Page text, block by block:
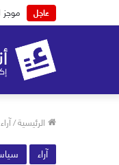
عاجل موجز
الرئيسية/آراء
آراء